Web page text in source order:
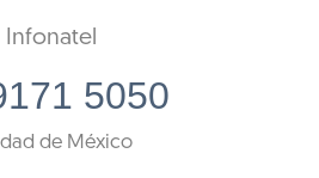
Infonatel
5050
de México